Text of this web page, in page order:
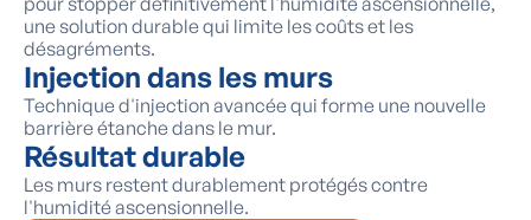
une solution durable qui limite les coûts et les
désagréments.
Injection dans les murs
Technique d'injection avancée qui forme une nouvelle
barrière étanche dans le mur.
Résultat durable
Les murs restent durablement protégés contre
l'humidité ascensionnelle.